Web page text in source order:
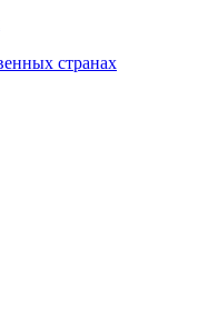
странах